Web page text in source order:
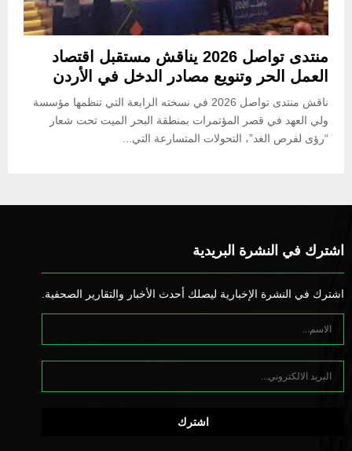
منتدى تواصل 2026 يناقش مستقبل اقتصاد
العمل الحر وتنويع مصادر الدخل في الأردن
ناقش منتدى تواصل 2026 في نسخته الرابعة التي تنظمها مؤسسة
ولي العهد في قصر المؤتمرات بمنطقة البحر الميت تحت شعار
“رؤى لفرص الغد”، التحولات المتسارعة التي...
اشترك في النشرة البريدية
اشترك في النشرة الإخبارية ليصلك أحدث الأخبار والتقارير الصحفية.